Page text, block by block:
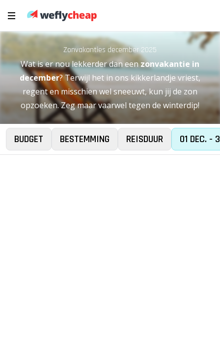
Zonvakanties december 2025
Wat is er nou lekkerder dan eenzonvakantie in
december? Terwijl het in ons kikkerlandje vriest,
regent en misschien wel sneeuwt, kun jij de zon
opzoeken. Zeg maar vaarwel tegen de winterdip!
BUDGET BESTEMMING REISDUUR 01 DEC. -